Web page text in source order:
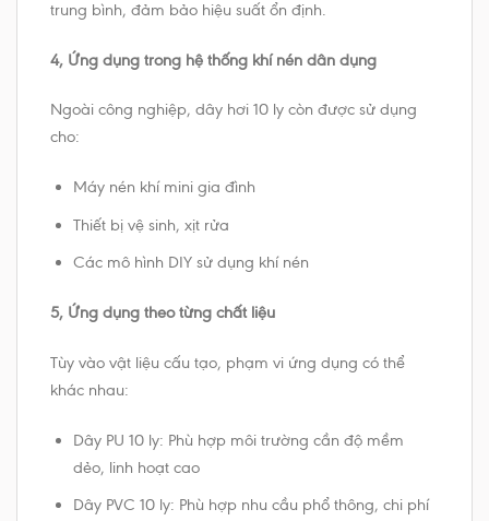
trung bình, đảm bảo hiệu suất ổn định.
4, Ứng dụng trong hệ thống khí nén dân dụng
Ngoài công nghiệp, dây hơi 10 ly còn được sử dụng
cho:
Máy nén khí mini gia đình
Thiết bị vệ sinh, xịt rửa
Các mô hình DIY sử dụng khí nén
5, Ứng dụng theo từng chất liệu
Tùy vào vật liệu cấu tạo, phạm vi ứng dụng có thể
khác nhau:
Dây PU 10 ly: Phù hợp môi trường cần độ mềm
dẻo, linh hoạt cao
Dây PVC 10 ly: Phù hợp nhu cầu phổ thông, chi phí